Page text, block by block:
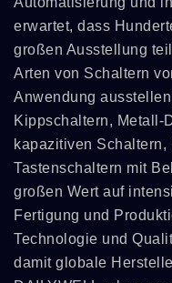
erwartet, dass
großen Ausstellung
Arten von Schaltern
Anwendung
Kippschaltern, Metall-
kapazitiven
Tastenschaltern mit
großen Wert auf
Fertigung und
Technologie und
damit globale